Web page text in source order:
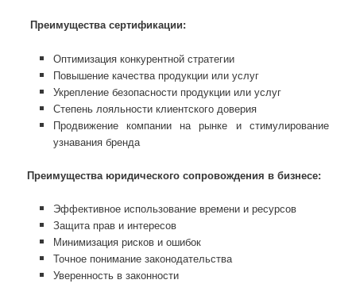
Преимущества сертификации:
Оптимизация конкурентной стратегии
Повышение качества продукции или услуг
Укрепление безопасности продукции или услуг
Степень лояльности клиентского доверия
Продвижение компании на рынке и стимулирование
узнавания бренда
Преимущества юридического сопровождения в бизнесе:
Эффективное использование времени и ресурсов
Защита прав и интересов
Минимизация рисков и ошибок
Точное понимание законодательства
Уверенность в законности